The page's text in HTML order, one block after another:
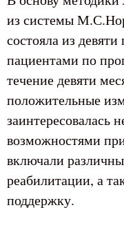
из системы
состояла из
пациентами по
течение девяти
положительные
заинтересовалась
возможностями
включали
реабилитации, а
поддержку.